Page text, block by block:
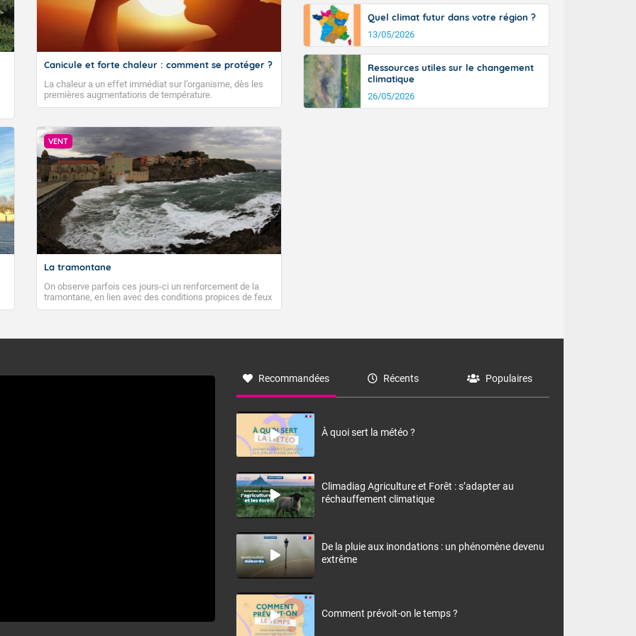
Canicule et forte chaleur : comment se protéger ?
La chaleur a un effet immédiat sur l’organisme, dès les
premières augmentations de température.
VENT
La tramontane
On observe parfois ces jours-ci un renforcement de la
tramontane, en lien avec des conditions propices de feux
de forêt. Mais qu'est-ce que la tramontane ? Quelles sont
à nord-ouest, dans un secteur qui part du Roussillon à la
monts, en allusion aux régions montagneuses d’où
Quel climat futur dans votre région ?
13/05/2026
Ressources utiles sur le changement
climatique
26/05/2026
Recommandées Récents Populaires
À quoi sert la météo ?
Climadiag Agriculture et Forêt : s’adapter au
réchauffement climatique
De la pluie aux inondations : un phénomène devenu
extrême
Comment prévoit-on le temps ?